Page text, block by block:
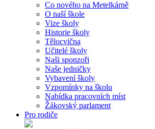
Co nového na Metelkárně
O naší škole
Vize školy
Historie školy
Tělocvična
Učitelé školy
Naši sponzoři
Naše jedničky
Vybavení školy
Vzpomínky na školu
Nabídka pracovních míst
Žákovský parlament
Pro rodiče